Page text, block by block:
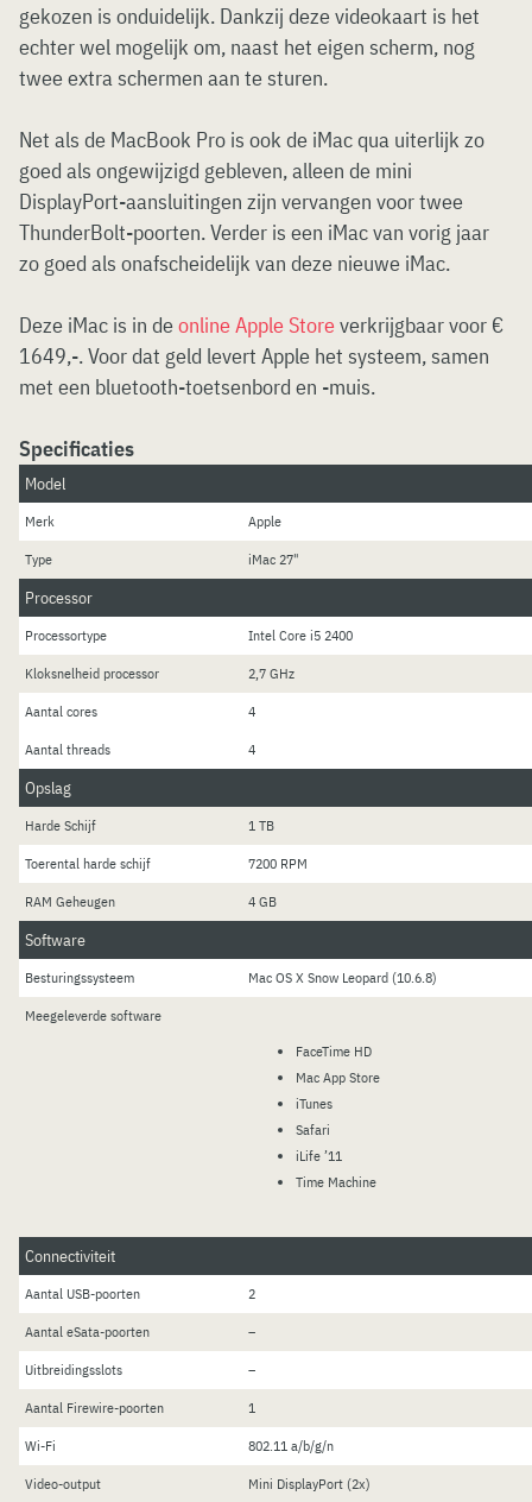
gekozen is onduidelijk. Dankzij deze videokaart is het
echter wel mogelijk om, naast het eigen scherm, nog
twee extra schermen aan te sturen.
Net als de MacBook Pro is ook de iMac qua uiterlijk zo
goed als ongewijzigd gebleven, alleen de mini
DisplayPort-aansluitingen zijn vervangen voor twee
ThunderBolt-poorten. Verder is een iMac van vorig jaar
zo goed als onafscheidelijk van deze nieuwe iMac.
Deze iMac is in deonline Apple Storeverkrijgbaar voor €
1649,-. Voor dat geld levert Apple het systeem, samen
met een bluetooth-toetsenbord en -muis.
Specificaties
Model
Merk Apple
Type iMac 27"
Processor
Processortype Intel Core i5 2400
Kloksnelheid processor 2,7 GHz
Aantal cores 4
Aantal threads 4
Opslag
Harde Schijf 1 TB
Toerental harde schijf 7200 RPM
RAM Geheugen 4 GB
Software
Besturingssysteem Mac OS X Snow Leopard (10.6.8)
Meegeleverde software
FaceTime HD
Mac App Store
iTunes
Safari
iLife ’11
Time Machine
Connectiviteit
Aantal USB-poorten 2
Aantal eSata-poorten –
Uitbreidingsslots –
Aantal Firewire-poorten 1
Wi-Fi 802.11 a/b/g/n
Video-output Mini DisplayPort (2x)